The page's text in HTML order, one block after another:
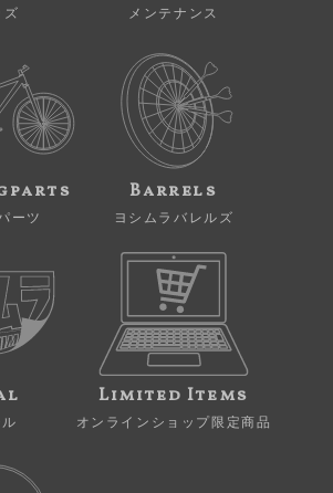
ズ メンテナンス
ーツ
Barrels
ヨシムラバレルズ
Limited Items
オンラインショップ限定商品